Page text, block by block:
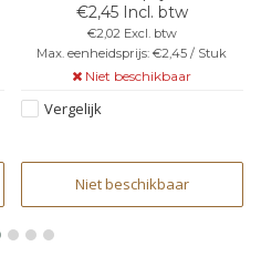
€2,45 Incl. btw
€2,02 Excl. btw
Max. eenheidsprijs: €2,45 / Stuk
Niet beschikbaar
Vergelijk
Niet beschikbaar